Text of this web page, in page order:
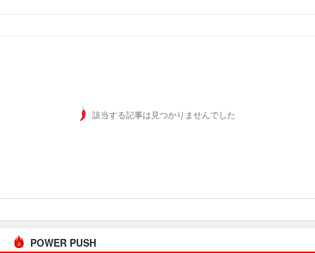
該当する記事は見つかりませんでした
POWER PUSH